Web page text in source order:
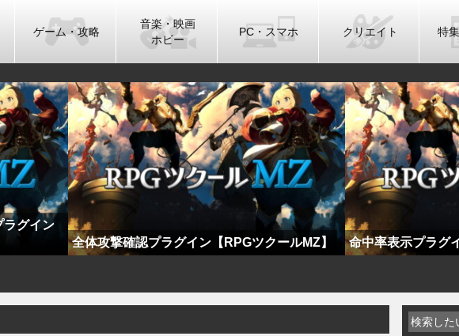
ゲーム・攻略
音楽・映画
ホビー
PC・スマホ クリエイト 特
ツクール
フレームレート